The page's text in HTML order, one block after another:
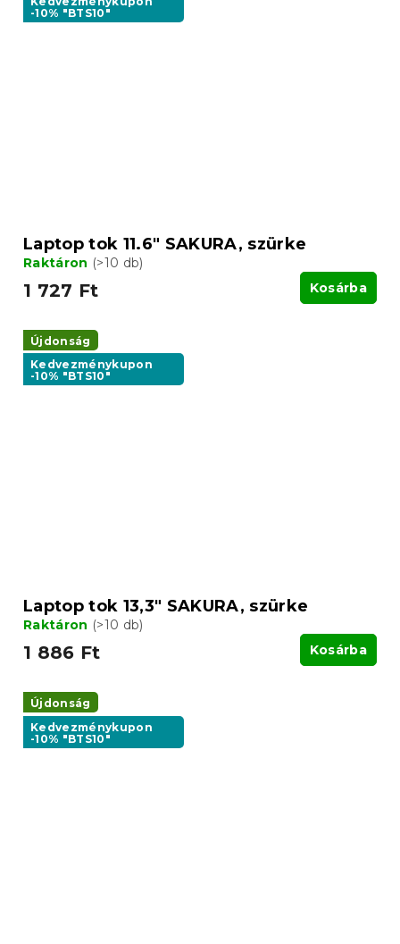
-10% "BTS10"
Laptop tok 11.6" SAKURA, szürke
Raktáron (>10 db)
1 727 Ft Kosárba
Újdonság
Kedvezménykupon
-10% "BTS10"
Laptop tok 13,3" SAKURA, szürke
Raktáron (>10 db)
1 886 Ft Kosárba
Újdonság
Kedvezménykupon
-10% "BTS10"